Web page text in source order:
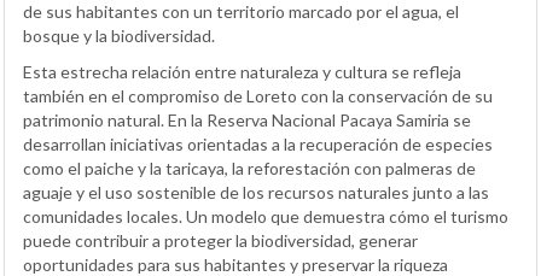
de sus habitantes con un territorio marcado por el agua, el
bosque y la biodiversidad.
Esta estrecha relación entre naturaleza y cultura se refleja
también en el compromiso de Loreto con la conservación de su
patrimonio natural. En la Reserva Nacional Pacaya Samiria se
desarrollan iniciativas orientadas a la recuperación de especies
como el paiche y la taricaya, la reforestación con palmeras de
aguaje y el uso sostenible de los recursos naturales junto a las
comunidades locales. Un modelo que demuestra cómo el turismo
puede contribuir a proteger la biodiversidad, generar
oportunidades para sus habitantes y preservar la riqueza